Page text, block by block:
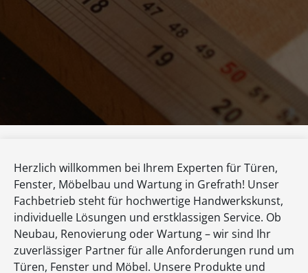
Herzlich willkommen bei Ihrem Experten für Türen,
Fenster, Möbelbau und Wartung in Grefrath! Unser
Fachbetrieb steht für hochwertige Handwerkskunst,
individuelle Lösungen und erstklassigen Service. Ob
Neubau, Renovierung oder Wartung – wir sind Ihr
zuverlässiger Partner für alle Anforderungen rund um
Türen, Fenster und Möbel. Unsere Produkte und